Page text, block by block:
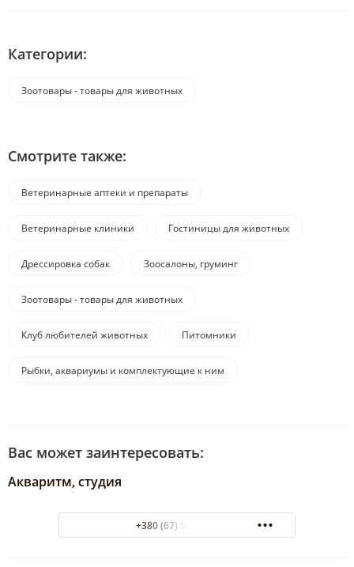
Категории:
Зоотовары - товары для животных
Смотрите также:
Ветеринарные аптеки и препараты
Ветеринарные клиники Гостиницы для животных
Дрессировка собак Зоосалоны, груминг
Зоотовары - товары для животных
Клуб любителей животных Питомники
Рыбки, аквариумы и комплектующие к ним
Вас может заинтересовать:
Акваритм, студия
+380 (67) 5671250